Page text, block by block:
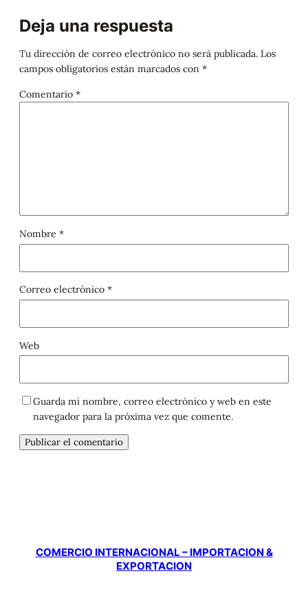
Deja una respuesta
Tu dirección de correo electrónico no será publicada. Los
campos obligatorios están marcados con *
Comentario *
Nombre *
Correo electrónico *
Web
Guarda mi nombre, correo electrónico y web en este
navegador para la próxima vez que comente.
COMERCIO INTERNACIONAL – IMPORTACION &
EXPORTACION